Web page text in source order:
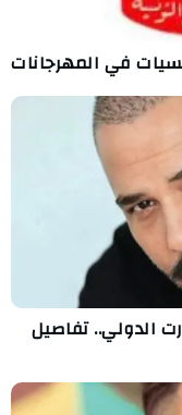
في المهرجانات
الدولي.. تفاصيل